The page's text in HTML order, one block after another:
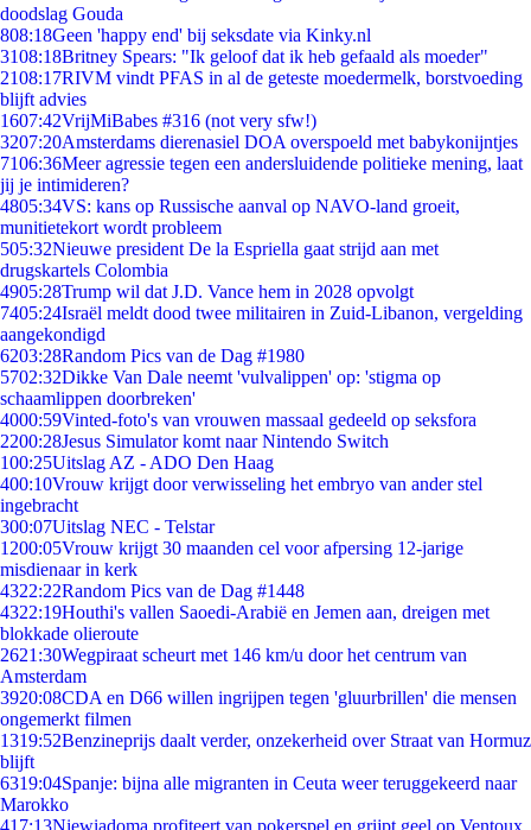
doodslag Gouda
808:18Geen 'happy end' bij seksdate via Kinky.nl
3108:18Britney Spears: "Ik geloof dat ik heb gefaald als moeder"
2108:17RIVM vindt PFAS in al de geteste moedermelk, borstvoeding
blijft advies
1607:42VrijMiBabes #316 (not very sfw!)
3207:20Amsterdams dierenasiel DOA overspoeld met babykonijntjes
7106:36Meer agressie tegen een andersluidende politieke mening, laat
jij je intimideren?
4805:34VS: kans op Russische aanval op NAVO-land groeit,
munitietekort wordt probleem
505:32Nieuwe president De la Espriella gaat strijd aan met
drugskartels Colombia
4905:28Trump wil dat J.D. Vance hem in 2028 opvolgt
7405:24Israël meldt dood twee militairen in Zuid-Libanon, vergelding
aangekondigd
6203:28Random Pics van de Dag #1980
5702:32Dikke Van Dale neemt 'vulvalippen' op: 'stigma op
schaamlippen doorbreken'
4000:59Vinted-foto's van vrouwen massaal gedeeld op seksfora
2200:28Jesus Simulator komt naar Nintendo Switch
100:25Uitslag AZ - ADO Den Haag
400:10Vrouw krijgt door verwisseling het embryo van ander stel
ingebracht
300:07Uitslag NEC - Telstar
1200:05Vrouw krijgt 30 maanden cel voor afpersing 12-jarige
misdienaar in kerk
4322:22Random Pics van de Dag #1448
4322:19Houthi's vallen Saoedi-Arabië en Jemen aan, dreigen met
blokkade olieroute
2621:30Wegpiraat scheurt met 146 km/u door het centrum van
Amsterdam
3920:08CDA en D66 willen ingrijpen tegen 'gluurbrillen' die mensen
ongemerkt filmen
1319:52Benzineprijs daalt verder, onzekerheid over Straat van Hormuz
blijft
6319:04Spanje: bijna alle migranten in Ceuta weer teruggekeerd naar
Marokko
417:13Niewiadoma profiteert van pokerspel en grijpt geel op Ventoux